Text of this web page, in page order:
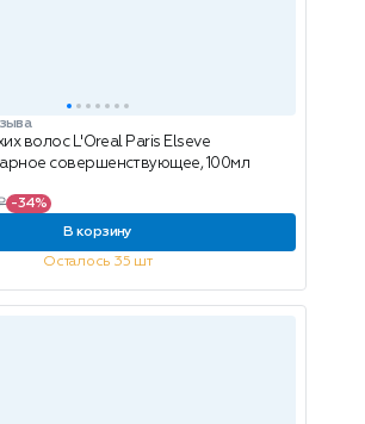
волос L'Oreal Paris Elseve
совершенствующее, 100мл
-34%
В корзину
Осталось 35 шт